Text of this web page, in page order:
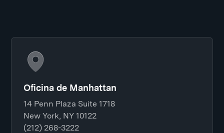
Oficina de Manhattan
14 Penn Plaza Suite 1718
New York, NY 10122
(212) 268-3222